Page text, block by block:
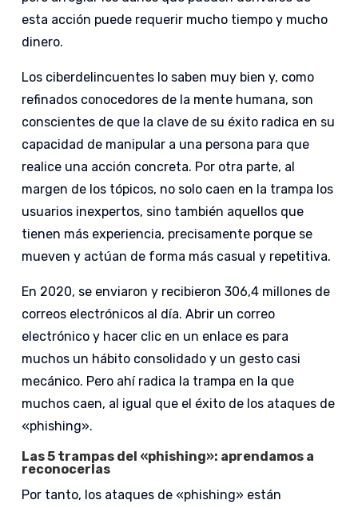
esta acción puede requerir mucho tiempo y mucho
dinero.
Los ciberdelincuentes lo saben muy bien y, como
refinados conocedores de la mente humana, son
conscientes de que la clave de su éxito radica en su
capacidad de manipular a una persona para que
realice una acción concreta. Por otra parte, al
margen de los tópicos, no solo caen en la trampa los
usuarios inexpertos, sino también aquellos que
tienen más experiencia, precisamente porque se
mueven y actúan de forma más casual y repetitiva.
En 2020, se enviaron y recibieron 306,4 millones de
correos electrónicos al día. Abrir un correo
electrónico y hacer clic en un enlace es para
muchos un hábito consolidado y un gesto casi
mecánico. Pero ahí radica la trampa en la que
muchos caen, al igual que el éxito de los ataques de
«phishing».
Las 5 trampas del «phishing»: aprendamos a
reconocerlas
Por tanto, los ataques de «phishing» están